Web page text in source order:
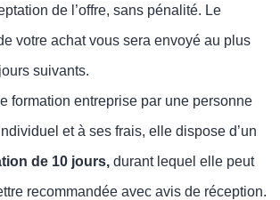
de l’offre, sans pénalité. Le
votre achat vous sera envoyé au plus
suivants.
formation entreprise par une personne
et à ses frais, elle dispose d’un
de 10 jours, durant lequel elle peut
recommandée avec avis de réception.